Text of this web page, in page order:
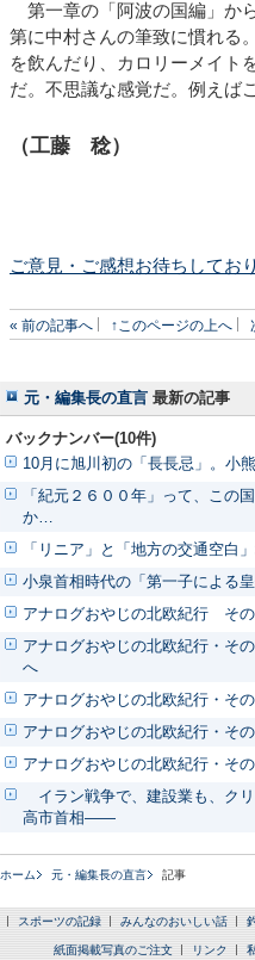
第一章の「阿波の国編」か
第に中村さんの筆致に慣れる
を飲んだり、カロリーメイト
だ。不思議な感覚だ。例えば
（工藤 稔）
ご意見・ご感想お待ちしてお
« 前の記事へ ↑このページの上へ
元・編集長の直言 最新の記事
バックナンバー(10件)
10月に旭川初の「長長忌」。小
「紀元２６００年」って、この
か…
「リニア」と「地方の交通空
小泉首相時代の「第一子による
アナログおやじの北欧紀行 そ
アナログおやじの北欧紀行・そ
へ
アナログおやじの北欧紀行・そ
アナログおやじの北欧紀行・その
アナログおやじの北欧紀行・その
イラン戦争で、建設業も、ク
高市首相――
ホーム 元・編集長の直言 記事
スポーツの記録 みんなのおいしい話
紙面掲載写真のご注文 リンク